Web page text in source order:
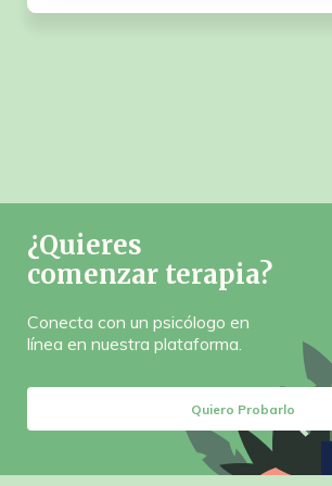
¿Quieres
comenzar terapia?
Conecta con un psicólogo en
línea en nuestra plataforma.
Quiero Probarlo